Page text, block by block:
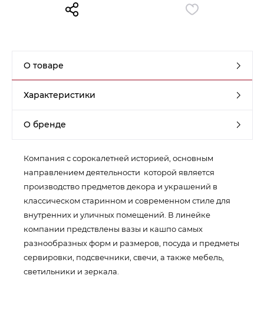
О товаре
Характеристики
О бренде
Компания с сорокалетней историей, основным
направлением деятельности которой является
производство предметов декора и украшений в
классическом старинном и современном стиле для
внутренних и уличных помещений. В линейке
компании предствлены вазы и кашпо самых
разнообразных форм и размеров, посуда и предметы
сервировки, подсвечники, свечи, а также мебель,
светильники и зеркала.